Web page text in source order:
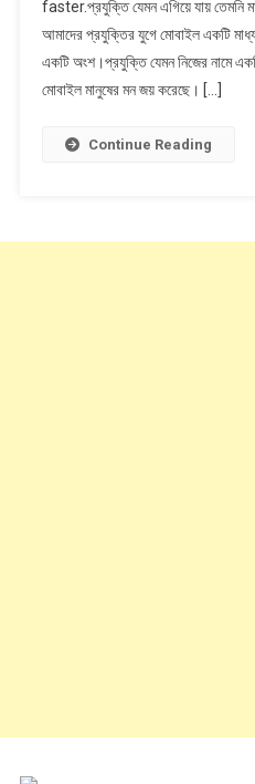
faster.প্রযুক্তি যেমন এগিয়ে যায় তেমনি
আমাদের প্রযুক্তির যুগে মোবাইল একটি
একটি অংশ।প্রযুক্তি যেমন নিজের নামে
মোবাইল মানুষের মন জয় করেছে। […]
Continue Reading